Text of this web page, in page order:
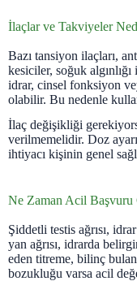
İlaçlar ve Takviyeler
Bazı tansiyon ilaçları,
kesiciler, soğuk
idrar, cinsel fonksiyon
olabilir. Bu nedenle
İlaç değişikliği
verilmemelidir. Doz
ihtiyacı kişinin genel
Ne Zaman Acil Başvuru
Şiddetli testis ağrısı,
yan ağrısı, idrarda
eden titreme, bilinç
bozukluğu varsa acil